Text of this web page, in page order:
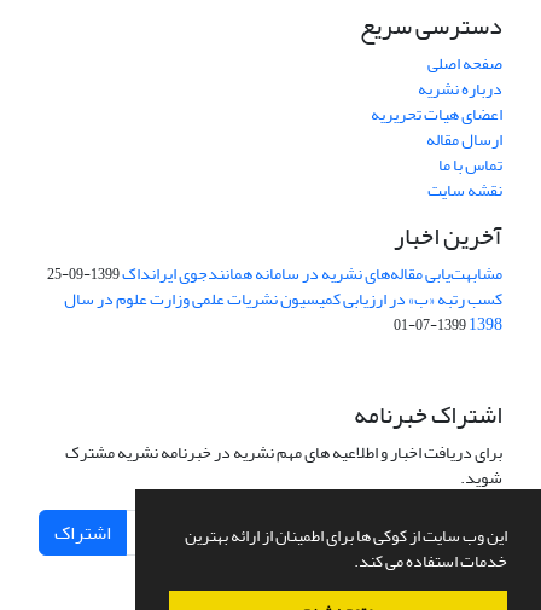
این وب سایت از کوکی ها برای اطمینان از ارائه بهترین
خدمات استفاده می کند.
دسترسی سریع
صفحه اصلی
درباره نشریه
اعضای هیات تحریریه
ارسال مقاله
تماس با ما
نقشه سایت
آخرین اخبار
مشابهت‌یابی مقاله‌های نشریه در سامانه همانندجوی ایرانداک1399-09-25
کسب رتبه «ب» در ارزیابی کمیسیون نشریات علمی وزارت علوم در سال
1398
1399-07-01
اشتراک خبرنامه
برای دریافت اخبار و اطلاعیه های مهم نشریه در خبرنامه نشریه مشترک
شوید.
اشتراک